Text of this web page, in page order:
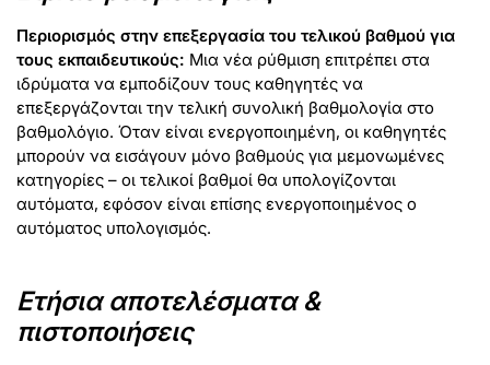
Περιορισμός στην επεξεργασία του τελικού βαθμού για
τους εκπαιδευτικούς: Μια νέα ρύθμιση επιτρέπει στα
ιδρύματα να εμποδίζουν τους καθηγητές να
επεξεργάζονται την τελική συνολική βαθμολογία στο
βαθμολόγιο. Όταν είναι ενεργοποιημένη, οι καθηγητές
μπορούν να εισάγουν μόνο βαθμούς για μεμονωμένες
κατηγορίες – οι τελικοί βαθμοί θα υπολογίζονται
αυτόματα, εφόσον είναι επίσης ενεργοποιημένος ο
αυτόματος υπολογισμός.
Ετήσια αποτελέσματα &
πιστοποιήσεις